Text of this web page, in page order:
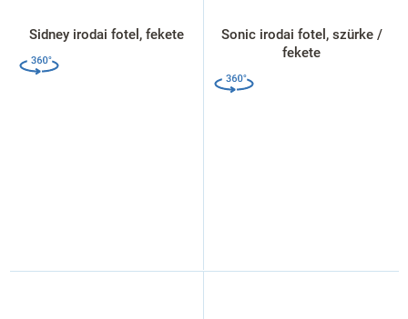
Sidney irodai fotel, fekete
Sonic irodai fotel, szürke /
fekete